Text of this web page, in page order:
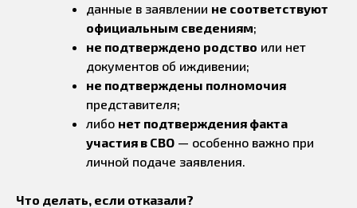
данные в заявлении не соответствуют
официальным сведениям;
не подтверждено родство или нет
документов об иждивении;
не подтверждены полномочия
представителя;
либо нет подтверждения факта
участия в СВО — особенно важно при
личной подаче заявления.
Что делать, если отказали?